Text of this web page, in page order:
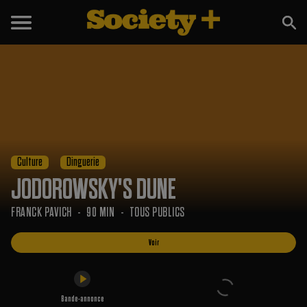
Culture Dinguerie
JODOROWSKY'S DUNE
FRANCK PAVICH 90 MIN TOUS PUBLICS
Voir
Bande-annonce